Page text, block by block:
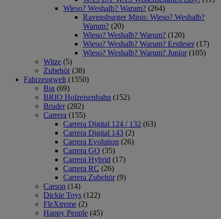
Wieso? Weshalb? Warum? (264)
Ravensburger Minis: Wieso? Weshalb?
Warum? (20)
Wieso? Weshalb? Warum? (120)
Wieso? Weshalb? Warum? Erstleser (17)
Wieso? Weshalb? Warum? Junior (105)
Witze (5)
Zubehör (38)
Fahrzeugwelt (1550)
Big (69)
BRIO Holzeisenbahn (152)
Bruder (282)
Carrera (155)
Carrera Digital 124 / 132 (63)
Carrera Digital 143 (2)
Carrera Evolution (26)
Carrera GO (35)
Carrera Hybrid (17)
Carrera RC (26)
Carrera Zubehör (9)
Carson (14)
Dickie Toys (122)
FleXtreme (2)
Happy People (45)